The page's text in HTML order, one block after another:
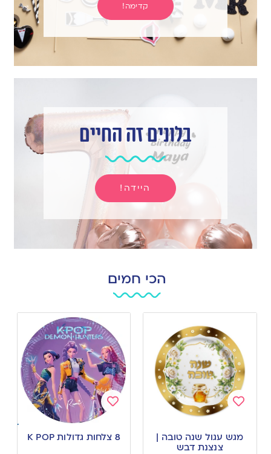
קדימה!
בלונים זה החיים
היידה!
הכי חמים
to
wishlist
מגש עגול שנה טובה |
צנצנת דבש
to
wishlist
8 צלחות גדולות K POP